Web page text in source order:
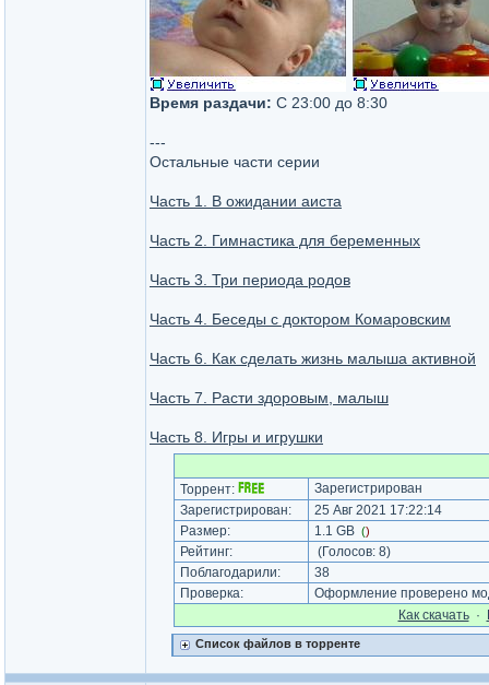
Время раздачи: С 23:00 до 8:30
---
Остальные части серии
Часть 1. В ожидании аиста
Часть 2. Гимнастика для беременных
Часть 3. Три периода родов
Часть 4. Беседы с доктором Комаровским
Часть 6. Как сделать жизнь малыша активной
Часть 7. Расти здоровым, малыш
Часть 8. Игры и игрушки
Торрент:
Зарегистрирован
Зарегистрирован:
25 Авг 2021 17:22:14
Размер:
1.1 GB ()
Рейтинг: (Голосов: 8)
Поблагодарили:
38
Проверка:
Оформление проверено
Как cкачать·
Список файлов в торренте